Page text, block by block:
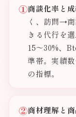
①商談化率と
く、訪問→
きる代行を
15〜30%、
準帯。実績
の指標。
②商材理解と